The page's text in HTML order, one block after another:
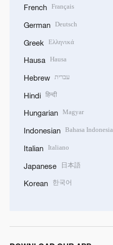
French Français
German Deutsch
Greek Ελληνικά
Hausa Hausa
Hebrew עברית
Hindi हिन्दी
Hungarian Magyar
Indonesian Bahasa Indonesia
Italian Italiano
Japanese 日本語
Korean 한국어